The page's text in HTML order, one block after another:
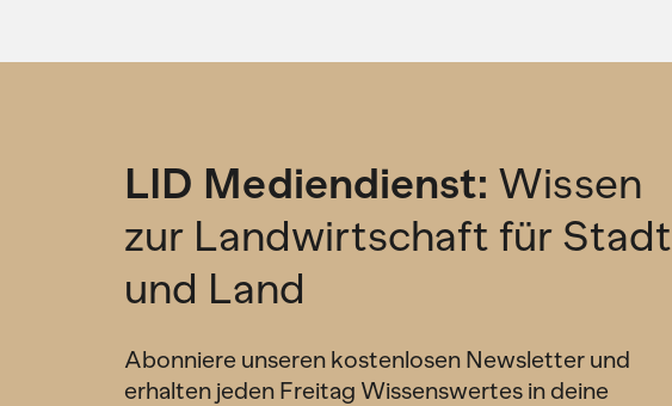
LID Mediendienst: Wissen
zur Landwirtschaft für Stadt
und Land
Abonniere unseren kostenlosen Newsletter und
erhalten jeden Freitag Wissenswertes in deine